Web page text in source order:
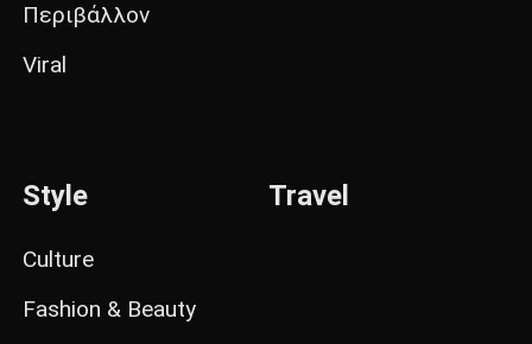
Περιβάλλον
Viral
Style
Culture
Fashion & Beauty
Travel